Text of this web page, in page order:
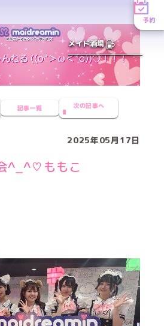
予約
メイド酒場
記事一覧 次の記事へ
2025年05月17日
^_^♡ももこ